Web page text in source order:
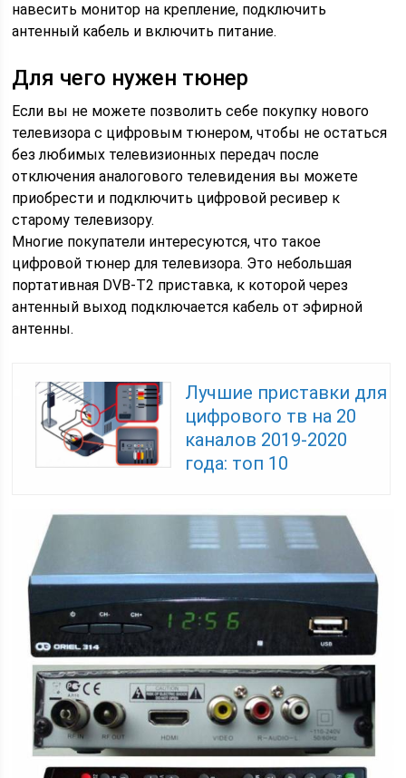
навесить монитор на крепление, подключить
антенный кабель и включить питание.
Для чего нужен тюнер
Если вы не можете позволить себе покупку нового
телевизора с цифровым тюнером, чтобы не остаться
без любимых телевизионных передач после
отключения аналогового телевидения вы можете
приобрести и подключить цифровой ресивер к
старому телевизору.
Многие покупатели интересуются, что такое
цифровой тюнер для телевизора. Это небольшая
портативная DVB-T2 приставка, к которой через
антенный выход подключается кабель от эфирной
антенны.
Лучшие приставки для
цифрового тв на 20
каналов 2019-2020
года: топ 10